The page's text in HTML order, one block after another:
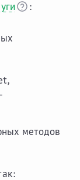
:
методов